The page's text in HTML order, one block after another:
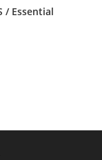
/ Essential